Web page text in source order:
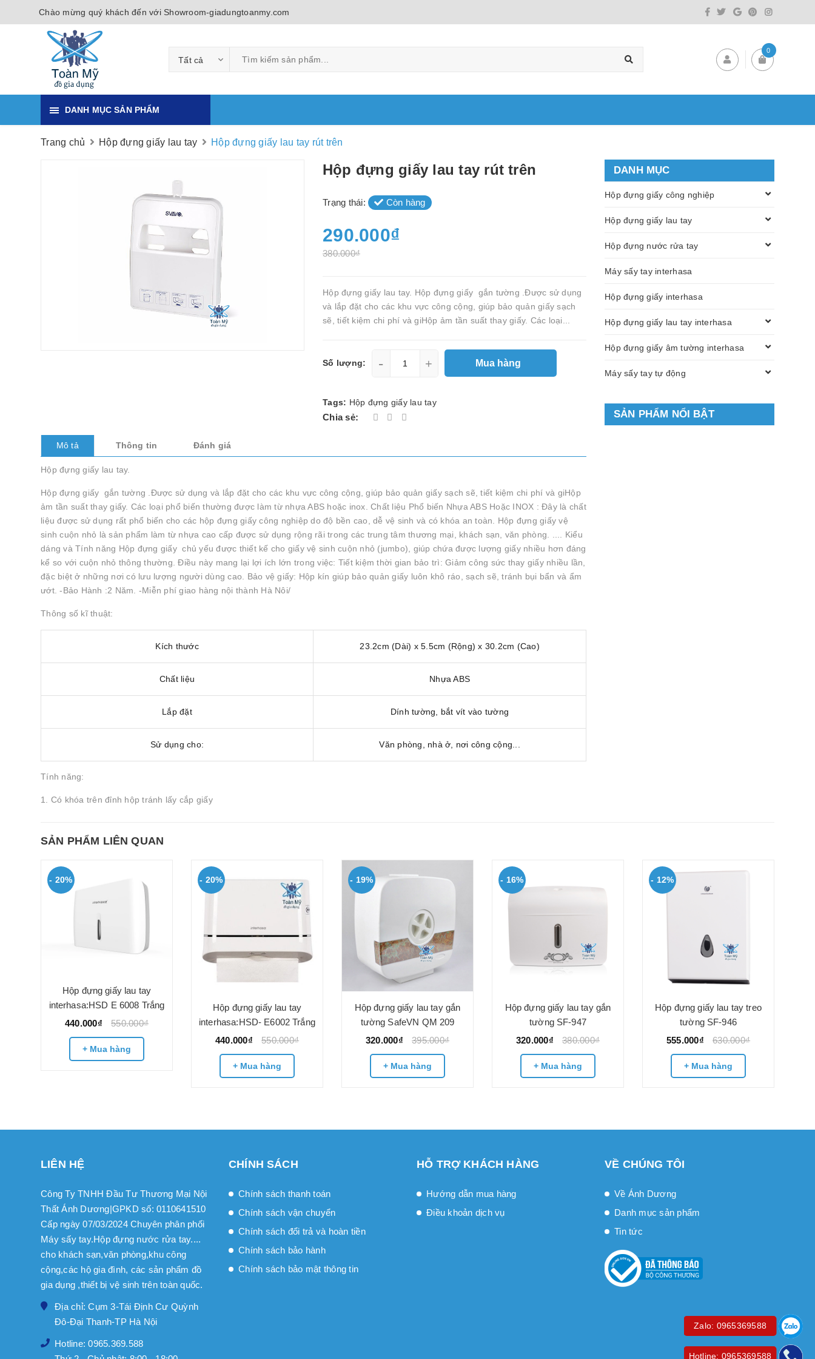
Chào mừng quý khách đến với Showroom-giadungtoanmy.com
Tất cả
0
DANH MỤC SẢN PHẨM
Trang chủ Hộp đựng giấy lau tay Hộp đựng giấy lau tay rút trên
Hộp đựng giấy lau tay rút trên
Trạng thái: Còn hàng
290.000₫
380.000₫
Hộp đựng giấy lau tay. Hộp đựng giấy gắn tường .Được sử dụng
và lắp đặt cho các khu vực công cộng, giúp bảo quản giấy sạch
sẽ, tiết kiệm chi phí và giHộp ảm tần suất thay giấy. Các loại...
Số lượng: - + Mua hàng
Tags: Hộp đựng giấy lau tay
Chia sẻ:
Mô tả Thông tin Đánh giá
Hộp đựng giấy lau tay.
Hộp đựng giấy gắn tường .Được sử dụng và lắp đặt cho các khu vực công cộng, giúp bảo quản giấy sạch sẽ, tiết kiệm chi phí và giHộp
ảm tần suất thay giấy. Các loại phổ biến thường được làm từ nhựa ABS hoặc inox. Chất liệu Phổ biến Nhựa ABS Hoặc INOX : Đây là chất
liệu được sử dụng rất phổ biến cho các hộp đựng giấy công nghiệp do độ bền cao, dễ vệ sinh và có khóa an toàn. Hộp đựng giấy vệ
sinh cuộn nhỏ là sản phẩm làm từ nhựa cao cấp được sử dụng rộng rãi trong các trung tâm thương mại, khách sạn, văn phòng. .... Kiểu
dáng và Tính năng Hộp đựng giấy chủ yếu được thiết kế cho giấy vệ sinh cuộn nhỏ (jumbo), giúp chứa được lượng giấy nhiều hơn đáng
kể so với cuộn nhỏ thông thường. Điều này mang lại lợi ích lớn trong việc: Tiết kiệm thời gian bảo trì: Giảm công sức thay giấy nhiều lần,
đặc biệt ở những nơi có lưu lượng người dùng cao. Bảo vệ giấy: Hộp kín giúp bảo quản giấy luôn khô ráo, sạch sẽ, tránh bụi bẩn và ẩm
ướt. -Bảo Hành :2 Năm. -Miễn phí giao hàng nội thành Hà Nôi/
Thông số kĩ thuật:
Kích thước 23.2cm (Dài) x 5.5cm (Rộng) x 30.2cm (Cao)
Chất liệu Nhựa ABS
Lắp đặt Dính tường, bắt vít vào tường
Sử dụng cho: Văn phòng, nhà ở, nơi công cộng...
Tính năng:
1. Có khóa trên đỉnh hộp tránh lấy cắp giấy
DANH MỤC
Hộp đựng giấy công nghiệp
Hộp đựng giấy lau tay
Hộp đựng nước rửa tay
Máy sấy tay interhasa
Hộp đựng giấy interhasa
Hộp đựng giấy lau tay interhasa
Hộp đựng giấy âm tường interhasa
Máy sấy tay tự động
SẢN PHẨM NỔI BẬT
SẢN PHẨM LIÊN QUAN
- 20%
Hộp đựng giấy lau tay
interhasa:HSD E 6008 Trắng
440.000₫
550.000₫
+ Mua hàng
- 20%
Hộp đựng giấy lau tay
interhasa:HSD- E6002 Trắng
440.000₫
550.000₫
+ Mua hàng
- 19%
Hộp đựng giấy lau tay gắn
tường SafeVN QM 209
320.000₫
395.000₫
+ Mua hàng
- 16%
Hộp đựng giấy lau tay gắn
tường SF-947
320.000₫
380.000₫
+ Mua hàng
- 12%
Hộp đựng giấy lau tay treo
tường SF-946
555.000₫
630.000₫
+ Mua hàng
LIÊN HỆ
Công Ty TNHH Đầu Tư Thương Mại Nội
Thất Ánh Dương|GPKD số: 0110641510
Cấp ngày 07/03/2024 Chuyên phân phối
Máy sấy tay.Hộp đựng nước rửa tay....
cho khách sạn,văn phòng,khu công
cộng,các hộ gia đình, các sản phẩm đồ
gia dụng ,thiết bị vệ sinh trên toàn quốc.
Địa chỉ: Cụm 3-Tái Định Cư Quỳnh
Đô-Đại Thanh-TP Hà Nội
Hotline: 0965.369.588
CHÍNH SÁCH
Chính sách thanh toán
Chính sách vận chuyển
Chính sách đổi trả và hoàn tiền
Chính sách bảo hành
Chính sách bảo mật thông tin
HỖ TRỢ KHÁCH HÀNG
Hướng dẫn mua hàng
Điều khoản dịch vụ
VỀ CHÚNG TÔI
Về Ánh Dương
Danh mục sản phẩm
Tin tức
Zalo: 0965369588
Hotline: 0965369588